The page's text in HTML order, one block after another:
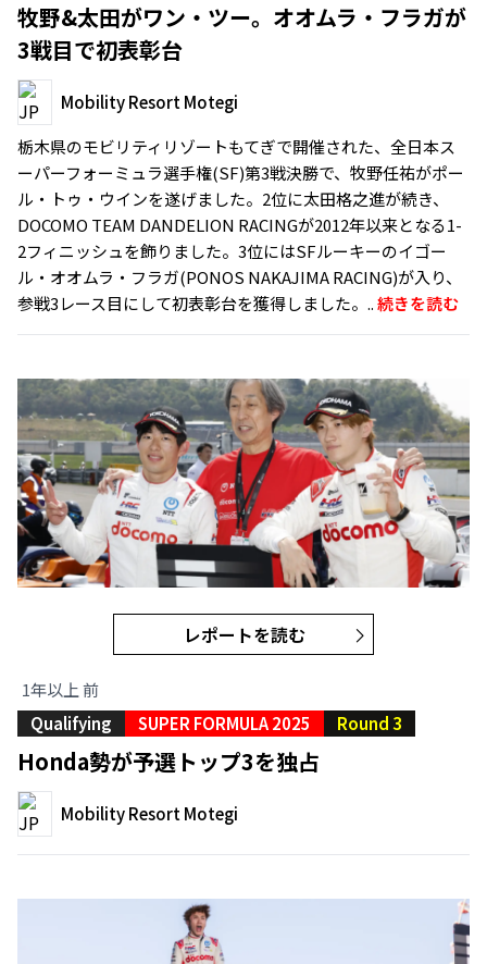
牧野&太田がワン・ツー。オオムラ・フラガが
3戦目で初表彰台
Mobility Resort Motegi
栃木県のモビリティリゾートもてぎで開催された、全日本ス
ーパーフォーミュラ選手権(SF)第3戦決勝で、牧野任祐がポー
ル・トゥ・ウインを遂げました。2位に太田格之進が続き、
DOCOMO TEAM DANDELION RACINGが2012年以来となる1-
2フィニッシュを飾りました。3位にはSFルーキーのイゴー
ル・オオムラ・フラガ(PONOS NAKAJIMA RACING)が入り、
参戦3レース目にして初表彰台を獲得しました。..続きを読む
レポートを読む
1年以上 前
Qualifying
SUPER FORMULA 2025 Round 3
Honda勢が予選トップ3を独占
Mobility Resort Motegi